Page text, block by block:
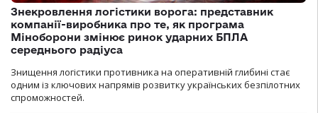
Знекровлення логістики ворога: представник
компанії-виробника про те, як програма
Міноборони змінює ринок ударних БПЛА
середнього радіуса
Знищення логістики противника на оперативній глибині стає
одним із ключових напрямів розвитку українських безпілотних
спроможностей.